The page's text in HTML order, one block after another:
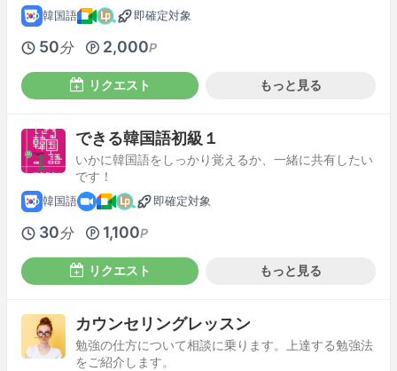
韓国語 即確定対象
50分 2,000P
リクエスト もっと見る
できる韓国語初級１
いかに韓国語をしっかり覚えるか、一緒に共有したい
です！
韓国語 即確定対象
30分 1,100P
リクエスト もっと見る
カウンセリングレッスン
勉強の仕方について相談に乗ります。上達する勉強法
をご紹介します。